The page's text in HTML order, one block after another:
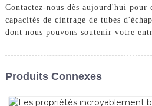
Contactez-nous dès aujourd'hui pour
capacités de cintrage de tubes
dont nous pouvons soutenir votre
Produits Connexes